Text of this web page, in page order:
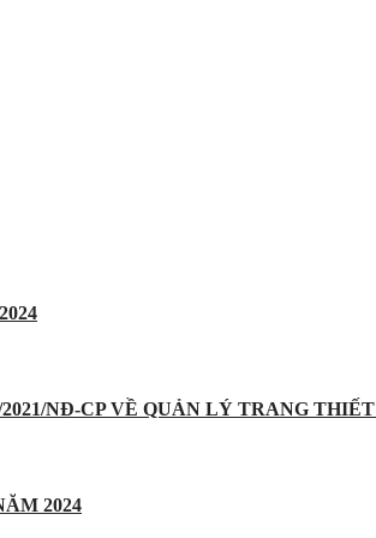
NĐ-CP VỀ QUẢN LÝ TRANG
2024